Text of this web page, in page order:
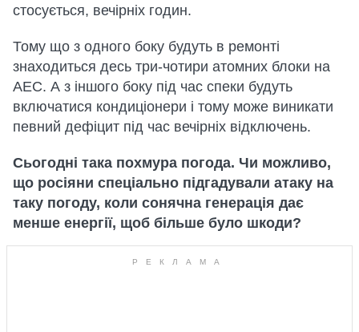
стосується, вечірніх годин.
Тому що з одного боку будуть в ремонті
знаходиться десь три-чотири атомних блоки на
АЕС. А з іншого боку під час спеки будуть
включатися кондиціонери і тому може виникати
певний дефіцит під час вечірніх відключень.
Сьогодні така похмура погода. Чи можливо,
що росіяни спеціально підгадували атаку на
таку погоду, коли сонячна генерація дає
менше енергії, щоб більше було шкоди?